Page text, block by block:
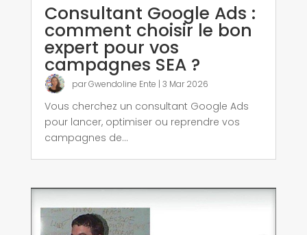
Consultant Google Ads :
comment choisir le bon
expert pour vos
campagnes SEA ?
parGwendoline Ente | 3 Mar 2026
Vous cherchez un consultant Google Ads
pour lancer, optimiser ou reprendre vos
campagnes de...